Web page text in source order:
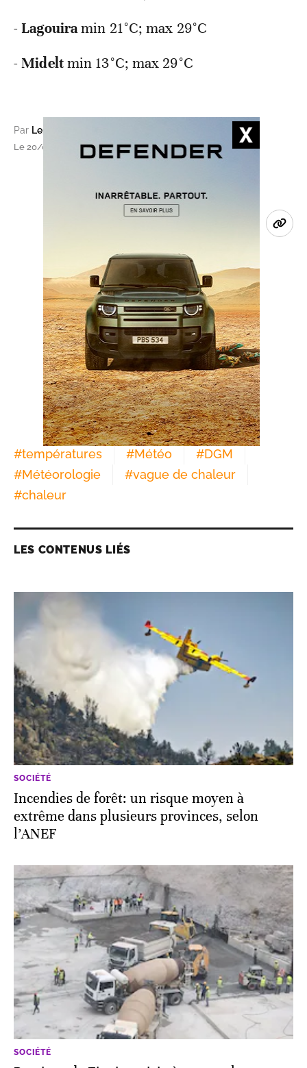
-Lagouiramin 21°C; max 29°C
-Mideltmin 13°C; max 29°C
Par Le360 (avec MAP)
Le 20/06/2024 à 06h02
#températures #Météo #DGM
#Météorologie #vague de chaleur
#chaleur
LES CONTENUS LIÉS
SOCIÉTÉ
Incendies de forêt: un risque moyen à
extrême dans plusieurs provinces, selon
l’ANEF
SOCIÉTÉ